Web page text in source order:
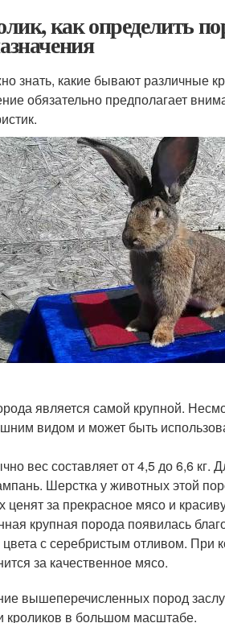
как определить
какие бывают различные
обязательно предполагает
является самой крупной.
видом и может быть
вес составляет от 4,5 до 6,6 кг.
Шерстка у животных этой
за прекрасное мясо и
крупная порода появилась
с серебристым отливом. При
за качественное мясо.
вышеперечисленных пород
кроликов в большом масштабе.